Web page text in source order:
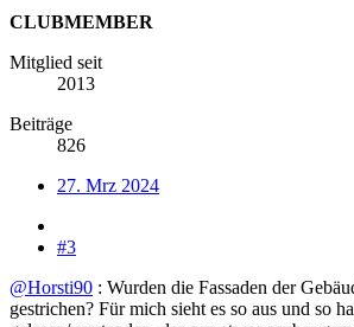
CLUBMEMBER
Mitglied seit
2013
Beiträge
826
27. Mrz 2024
#3
@Horsti90 : Wurden die Fassaden der
gestrichen? Für mich sieht es so aus und so